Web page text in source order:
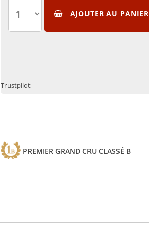
AJOUTER AU PANIER
Trustpilot
PREMIER GRAND CRU CLASSÉ B